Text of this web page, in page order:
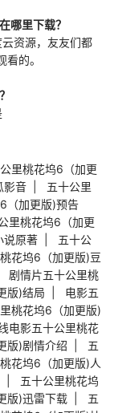
哪里下载？
资源，友友们都
的。
里桃花坞6（加更
影音
五十公里
（加更版)预告
里桃花坞6（加更
说原著
五十公
花坞6（加更版)豆
剧情片五十公里桃
版)结局
电影五
桃花坞6（加更版)
电影五十公里桃花
版)剧情介绍
五
花坞6（加更版)人
五十公里桃花坞
版)迅雷下载
五